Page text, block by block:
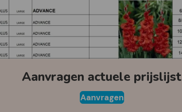
Aanvragen actuele prijslijst
Aanvragen